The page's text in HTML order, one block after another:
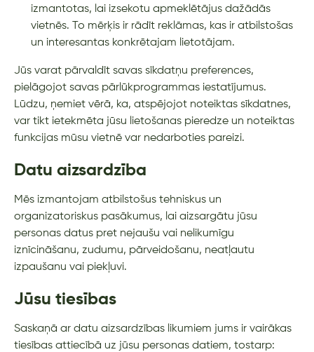
izmantotas, lai izsekotu apmeklētājus dažādās
vietnēs. To mērķis ir rādīt reklāmas, kas ir atbilstošas
un interesantas konkrētajam lietotājam.
Jūs varat pārvaldīt savas sīkdatņu preferences,
pielāgojot savas pārlūkprogrammas iestatījumus.
Lūdzu, ņemiet vērā, ka, atspējojot noteiktas sīkdatnes,
var tikt ietekmēta jūsu lietošanas pieredze un noteiktas
funkcijas mūsu vietnē var nedarboties pareizi.
Datu aizsardzība
Mēs izmantojam atbilstošus tehniskus un
organizatoriskus pasākumus, lai aizsargātu jūsu
personas datus pret nejaušu vai nelikumīgu
iznīcināšanu, zudumu, pārveidošanu, neatļautu
izpaušanu vai piekļuvi.
Jūsu tiesības
Saskaņā ar datu aizsardzības likumiem jums ir vairākas
tiesības attiecībā uz jūsu personas datiem, tostarp: